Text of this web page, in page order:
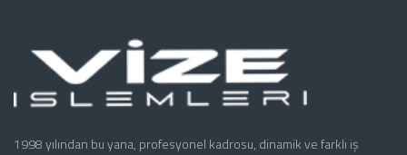
1998 yılından bu yana, profesyonel kadrosu, dinamik ve farklı iş